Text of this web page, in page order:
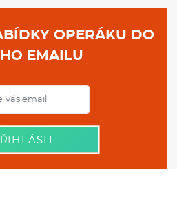
OPERÁKU DO
EMAILU